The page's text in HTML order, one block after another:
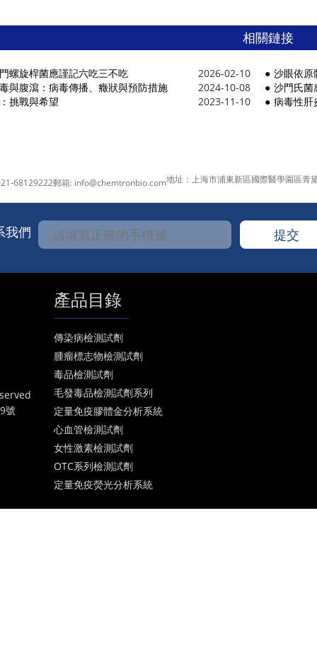
相關鏈接
螺旋桿菌應謹記六吃三不吃 2026-02-10
沙眼依原
與腹瀉：病毒傳播、癥狀與預防措施
2024-10-08
沙門氏菌
挑戰與希望
2023-11-10 病毒性肝
68129222郵箱: info@chemtronbio.com地址：上海市浦東新區國際醫學園區青
我們
號
產品目錄
傳染病檢測試劑
腫瘤標志物檢測試劑
毒品檢測試劑
毛發毒品檢測試劑系列
定量免疫膠體金分析系統
心血管檢測試劑
女性激素檢測試劑
OTC系列檢測試劑
定量免疫熒光分析系統